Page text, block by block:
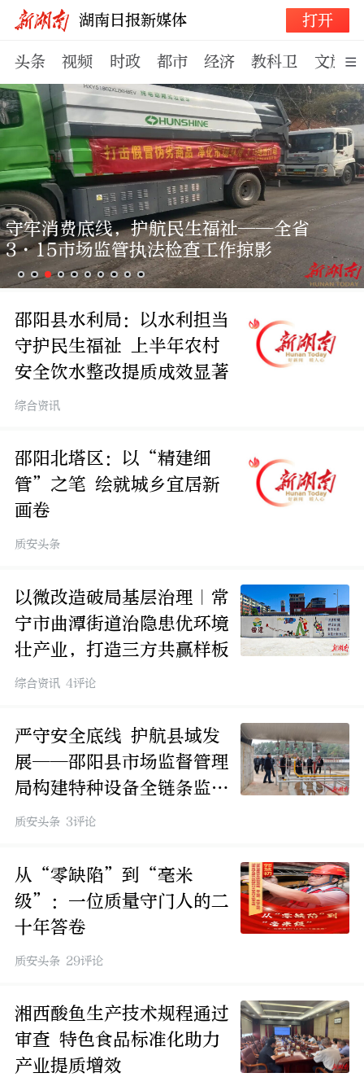
湖南日报新媒体 打开
头条 视频 时政 都市 经济 教科卫 文旅体
守牢消费底线，护航民生福祉——全省
3·15市场监管执法检查工作掠影
邵阳县水利局：以水利担当
守护民生福祉 上半年农村
安全饮水整改提质成效显著
综合资讯
邵阳北塔区：以“精建细
管”之笔 绘就城乡宜居新
画卷
质安头条
以微改造破局基层治理｜常
宁市曲潭街道治隐患优环境
壮产业，打造三方共赢样板
综合资讯 4评论
严守安全底线 护航县域发
展——邵阳县市场监督管理
局构建特种设备全链条监管
新格局
质安头条 3评论
从“零缺陷”到“毫米
级”：一位质量守门人的二
十年答卷
质安头条 29评论
湘西酸鱼生产技术规程通过
审查 特色食品标准化助力
产业提质增效